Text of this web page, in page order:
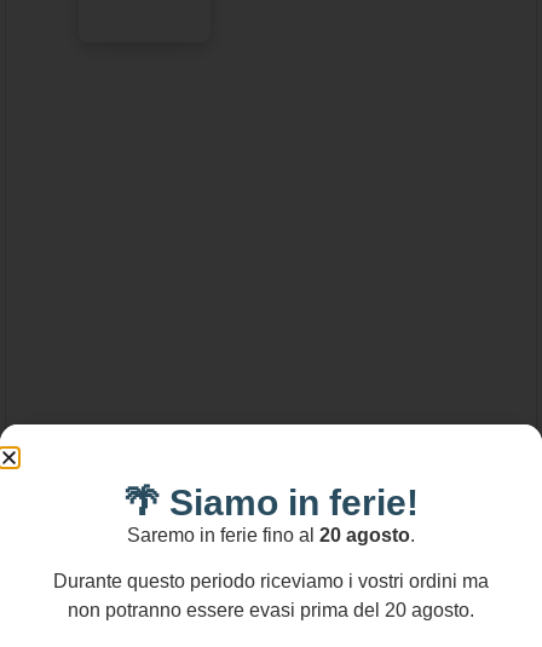
43,00€ 98,00
Bracciale mattonelle ceramica di caltagirone,
polipo e cavalluccio marino, perle di fiume,
bracciale caltagirone. regalo per lei.
🌴 Siamo in ferie!
Saremo in ferie fino al 20 agosto.
Durante questo periodo riceviamo i vostri ordini ma
non potranno essere evasi prima del 20 agosto.